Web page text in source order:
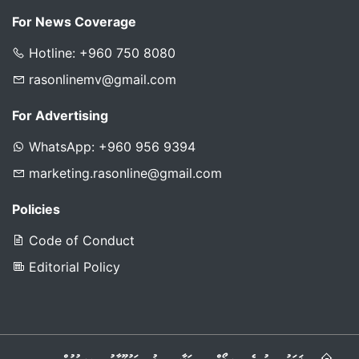
For News Coverage
Hotline: +960 750 8080
rasonlinemv@gmail.com
For Advertising
WhatsApp: +960 956 9394
marketing.rasonline@gmail.com
Policies
Code of Conduct
Editorial Policy